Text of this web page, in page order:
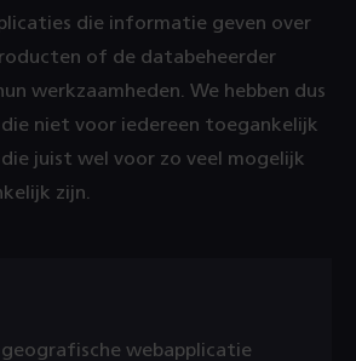
die informatie geven over
of de databeheerder
werkzaamheden. We hebben dus
niet voor iedereen toegankelijk
juist wel voor zo veel mogelijk
zijn.
geografische webapplicatie